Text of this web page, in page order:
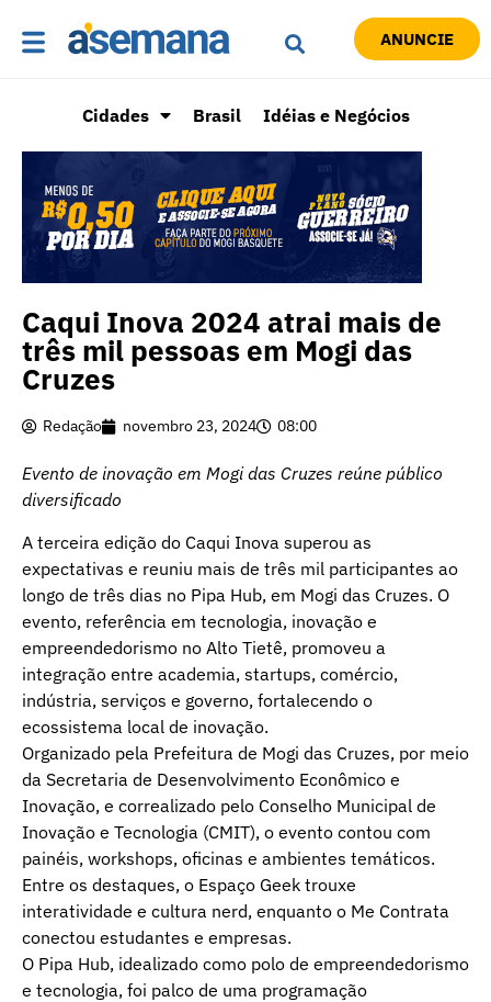
ANUNCIE
Cidades Brasil Idéias e Negócios
Caqui Inova 2024 atrai mais de
três mil pessoas em Mogi das
Cruzes
Redação novembro 23, 2024 08:00
Evento de inovação em Mogi das Cruzes reúne público
diversificado
A terceira edição do Caqui Inova superou as
expectativas e reuniu mais de três mil participantes ao
longo de três dias no Pipa Hub, em Mogi das Cruzes. O
evento, referência em tecnologia, inovação e
empreendedorismo no Alto Tietê, promoveu a
integração entre academia, startups, comércio,
indústria, serviços e governo, fortalecendo o
ecossistema local de inovação.
Organizado pela Prefeitura de Mogi das Cruzes, por meio
da Secretaria de Desenvolvimento Econômico e
Inovação, e correalizado pelo Conselho Municipal de
Inovação e Tecnologia (CMIT), o evento contou com
painéis, workshops, oficinas e ambientes temáticos.
Entre os destaques, o Espaço Geek trouxe
interatividade e cultura nerd, enquanto o Me Contrata
conectou estudantes e empresas.
O Pipa Hub, idealizado como polo de empreendedorismo
e tecnologia, foi palco de uma programação